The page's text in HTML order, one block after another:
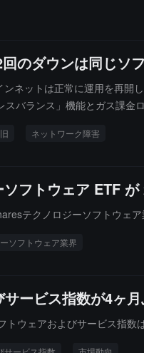
のダウンは同じソ
ネットは正常に運用を再
バランス」機能とガス課
、バリデーターは長期的な
ネットワーク障害
フトウェア ETF
テクノロジーソフトウェ
ソフトウェア業界
ービス指数が4ヶ
ウェアおよびサービス指数